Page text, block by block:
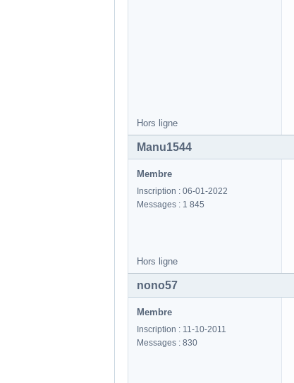
Hors ligne
Manu1544
Membre
Inscription : 06-01-2022
Messages : 1 845
Hors ligne
nono57
Membre
Inscription : 11-10-2011
Messages : 830